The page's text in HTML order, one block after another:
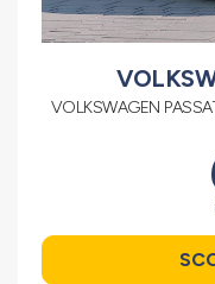
VOLKSWAGEN